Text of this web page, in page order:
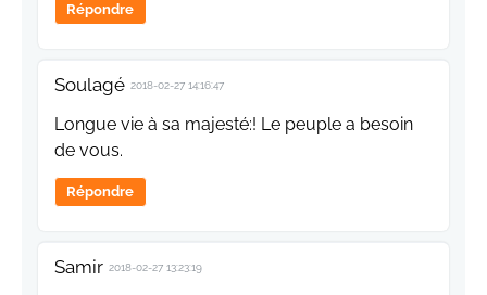
Répondre
Soulagé 2018-02-27 14:16:47
Longue vie à sa majesté:! Le peuple a besoin
de vous.
Répondre
Samir 2018-02-27 13:23:19